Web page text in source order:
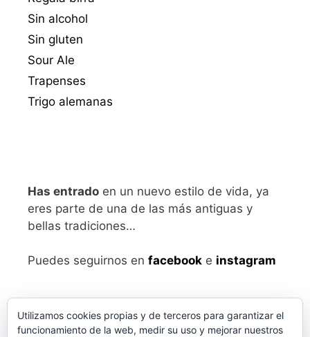
Sin alcohol
Sin gluten
Sour Ale
Trapenses
Trigo alemanas
Has entrado en un nuevo estilo de vida, ya
eres parte de una de las más antiguas y
bellas tradiciones…
Puedes seguirnos en facebook e instagram
Utilizamos cookies propias y de terceros para garantizar el
funcionamiento de la web, medir su uso y mejorar nuestros